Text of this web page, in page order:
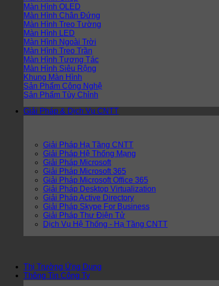
Màn Hình OLED
Màn Hình Chân Đứng
Màn Hình Treo Tường
Màn Hình LED
Màn Hình Ngoài Trời
Màn Hình Treo Trần
Màn Hình Tương Tác
Màn Hình Siêu Rộng
Khung Màn Hình
Sản Phẩm Công Nghệ
Sản Phẩm Tùy Chỉnh
Giải Pháp & Dịch Vụ CNTT
Giải Pháp Hạ Tầng CNTT
Giải Pháp Hệ Thống Mạng
Giải Pháp Microsoft
Giải Pháp Microsoft 365
Giải Pháp Microsoft Office 365
Giải Pháp Desktop Virtualization
Giải Pháp Active Directory
Giải Pháp Skype For Business
Giải Pháp Thư Điện Tử
Dịch Vụ Hệ Thống - Hạ Tầng CNTT
Thị Trường Ứng Dụng
Thông Tin Công Ty